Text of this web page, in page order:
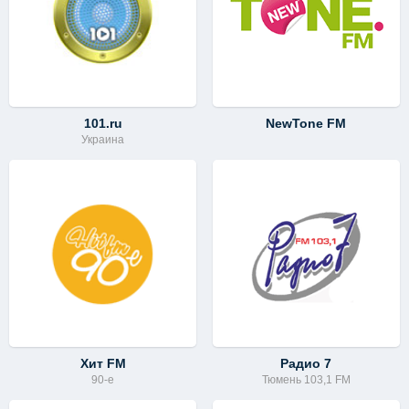
101.ru
Украина
NewTone FM
Хит FM
90-e
Радио 7
Тюмень 103,1 FM